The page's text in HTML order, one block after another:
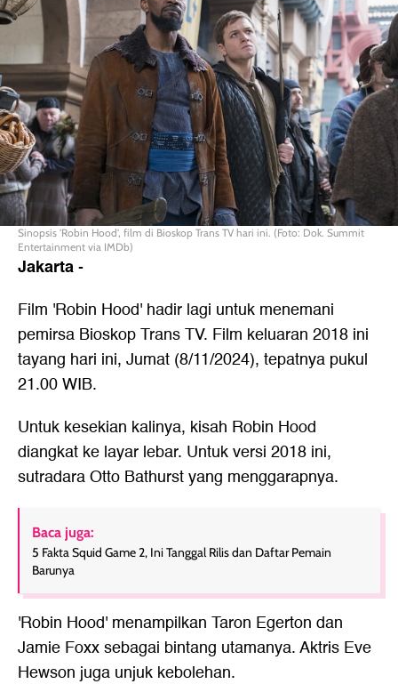
Sinopsis 'Robin Hood', film di Bioskop Trans TV hari ini. (Foto: Dok. Summit
Entertainment via IMDb)
Jakarta-
Film 'Robin Hood' hadir lagi untuk menemani
pemirsa Bioskop Trans TV. Film keluaran 2018 ini
tayang hari ini, Jumat (8/11/2024), tepatnya pukul
21.00 WIB.
Untuk kesekian kalinya, kisah Robin Hood
diangkat ke layar lebar. Untuk versi 2018 ini,
sutradara Otto Bathurst yang menggarapnya.
Baca juga:
5 Fakta Squid Game 2, Ini Tanggal Rilis dan Daftar Pemain
Barunya
'Robin Hood' menampilkan Taron Egerton dan
Jamie Foxx sebagai bintang utamanya. Aktris Eve
Hewson juga unjuk kebolehan.